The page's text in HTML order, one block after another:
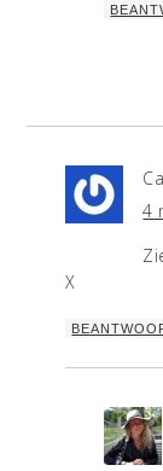
4
X